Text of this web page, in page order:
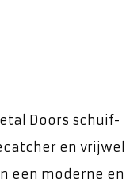
Doors schuif-
en vrijwel
een moderne en